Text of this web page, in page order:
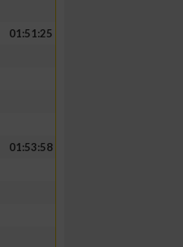
01:51:25
01:53:58